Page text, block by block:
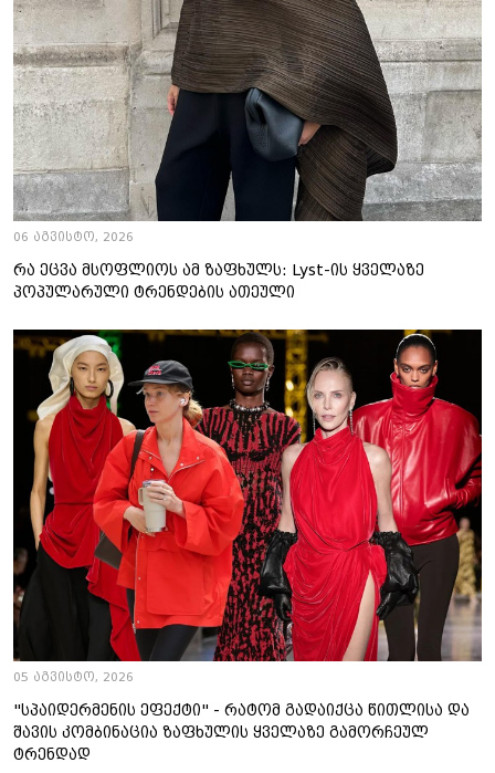
06 აგვისტო, 2026
რა ეცვა მსოფლიოს ამ ზაფხულს: Lyst-ის ყველაზე
პოპულარული ტრენდების ათეული
05 აგვისტო, 2026
"სპაიდერმენის ეფექტი" - რატომ გადაიქცა წითლისა და
შავის კომბინაცია ზაფხულის ყველაზე გამორჩეულ
ტრენდად